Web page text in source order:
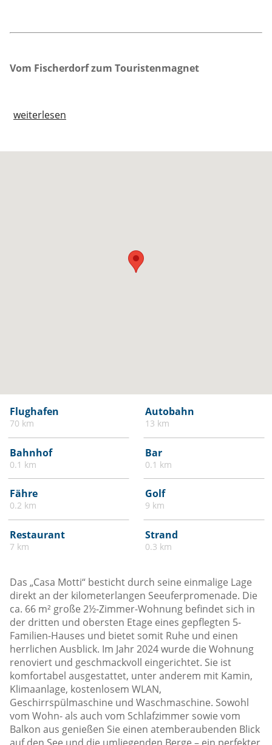
Vom Fischerdorf zum Touristenmagnet
weiterlesen
Flughafen
70 km
Autobahn
13 km
Bahnhof
0.1 km
Bar
0.1 km
Fähre
0.2 km
Golf
9 km
Restaurant
7 km
Strand
0.3 km
Das „Casa Motti“ besticht durch seine einmalige Lage
direkt an der kilometerlangen Seeuferpromenade. Die
ca. 66 m² große 2½-Zimmer-Wohnung befindet sich in
der dritten und obersten Etage eines gepflegten 5-
Familien-Hauses und bietet somit Ruhe und einen
herrlichen Ausblick. Im Jahr 2024 wurde die Wohnung
renoviert und geschmackvoll eingerichtet. Sie ist
komfortabel ausgestattet, unter anderem mit Kamin,
Klimaanlage, kostenlosem WLAN,
Geschirrspülmaschine und Waschmaschine. Sowohl
vom Wohn- als auch vom Schlafzimmer sowie vom
Balkon aus genießen Sie einen atemberaubenden Blick